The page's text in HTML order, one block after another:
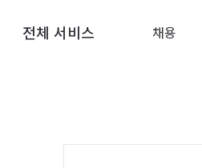
전체 서비스 채용